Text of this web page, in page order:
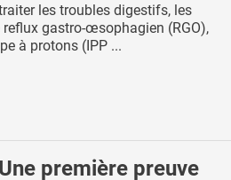
les troubles digestifs, les
gastro-œsophagien (RGO),
à protons (IPP ...
première preuve